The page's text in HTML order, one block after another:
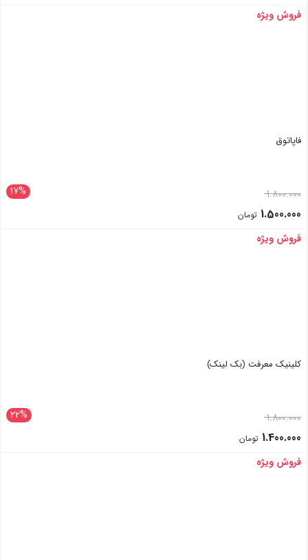
بستن
فروش ویژه
فاپاتوق
17% 1.800.000
1.500.000 تومان
بستن
فروش ویژه
کلینیک معرفت (بک لینک)
22% 1.800.000
1.400.000 تومان
بستن
فروش ویژه